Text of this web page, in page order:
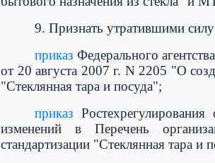
9. Признать утратившими
приказ Федерального
от 20 августа 2007 г. N 2205 "О
"Стеклянная тара и посуда";
приказ
изменений в Перечень
стандартизации "Стеклянная тара и